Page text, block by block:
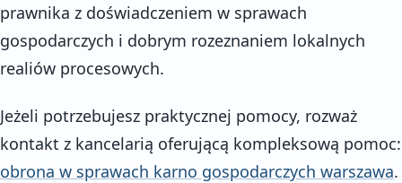
prawnika z doświadczeniem w sprawach
gospodarczych i dobrym rozeznaniem lokalnych
realiów procesowych.
Jeżeli potrzebujesz praktycznej pomocy, rozważ
kontakt z kancelarią oferującą kompleksową pomoc:
obrona w sprawach karno gospodarczych warszawa.